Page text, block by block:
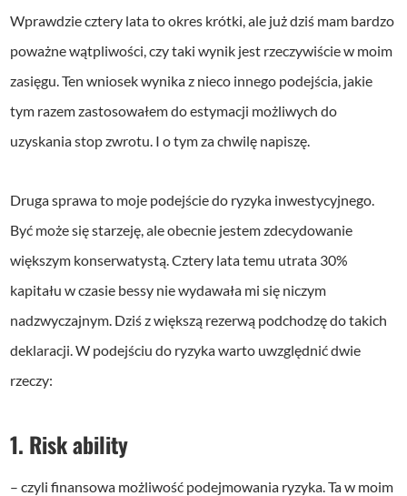
Wprawdzie cztery lata to okres krótki, ale już dziś mam bardzo
poważne wątpliwości, czy taki wynik jest rzeczywiście w moim
zasięgu. Ten wniosek wynika z nieco innego podejścia, jakie
tym razem zastosowałem do estymacji możliwych do
uzyskania stop zwrotu. I o tym za chwilę napiszę.
Druga sprawa to moje podejście do ryzyka inwestycyjnego.
Być może się starzeję, ale obecnie jestem zdecydowanie
większym konserwatystą. Cztery lata temu utrata 30%
kapitału w czasie bessy nie wydawała mi się niczym
nadzwyczajnym. Dziś z większą rezerwą podchodzę do takich
deklaracji. W podejściu do ryzyka warto uwzględnić dwie
rzeczy:
1. Risk ability
– czyli finansowa możliwość podejmowania ryzyka. Ta w moim